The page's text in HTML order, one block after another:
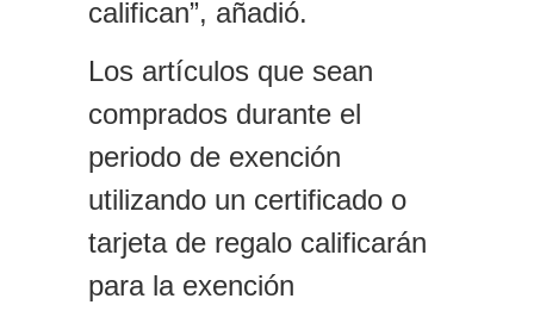
califican”, añadió.
Los artículos que sean
comprados durante el
periodo de exención
utilizando un certificado o
tarjeta de regalo calificarán
para la exención